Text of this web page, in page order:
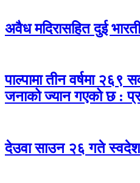
अवैध मदिरासहित दुई
पाल्पामा तीन वर्षमा २६९
जनाको ज्यान गएको छ :
देउवा साउन २६ गते